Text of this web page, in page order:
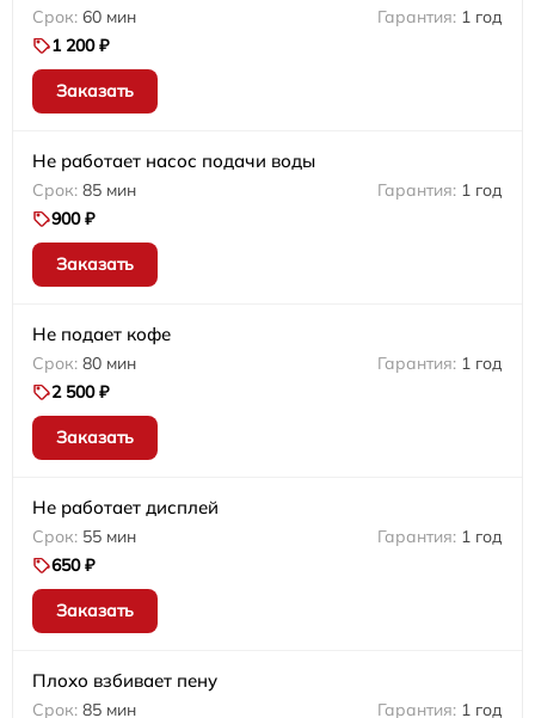
60 мин
1 год
1 200 ₽
Заказать
Не работает насос подачи воды
85 мин
1 год
900 ₽
Заказать
Не подает кофе
80 мин
1 год
2 500 ₽
Заказать
Не работает дисплей
55 мин
1 год
650 ₽
Заказать
Плохо взбивает пену
85 мин 1 год